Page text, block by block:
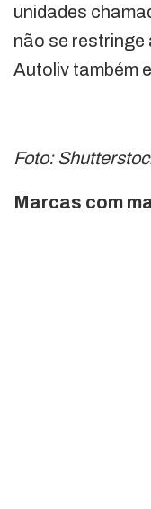
unidades
não se restringe
Autoliv também
Foto:
Marcas com